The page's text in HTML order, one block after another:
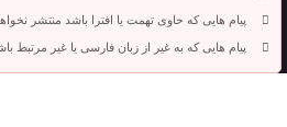
پیام هایی که حاوی تهمت یا افترا باشد منتشر
پیام هایی که به غیر از زبان فارسی یا غیر مرتبط